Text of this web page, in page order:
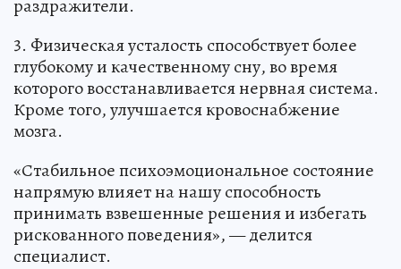
раздражители.
3. Физическая усталость способствует более
глубокому и качественному сну, во время
которого восстанавливается нервная система.
Кроме того, улучшается кровоснабжение
мозга.
«Стабильное психоэмоциональное состояние
напрямую влияет на нашу способность
принимать взвешенные решения и избегать
рискованного поведения», — делится
специалист.